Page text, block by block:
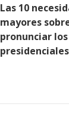
Las 10
mayores
pronunciar
presidenciales